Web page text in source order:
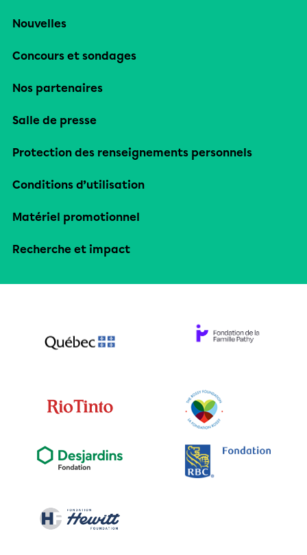
Nouvelles
Concours et sondages
Nos partenaires
Salle de presse
Protection des renseignements personnels
Conditions d’utilisation
Matériel promotionnel
Recherche et impact